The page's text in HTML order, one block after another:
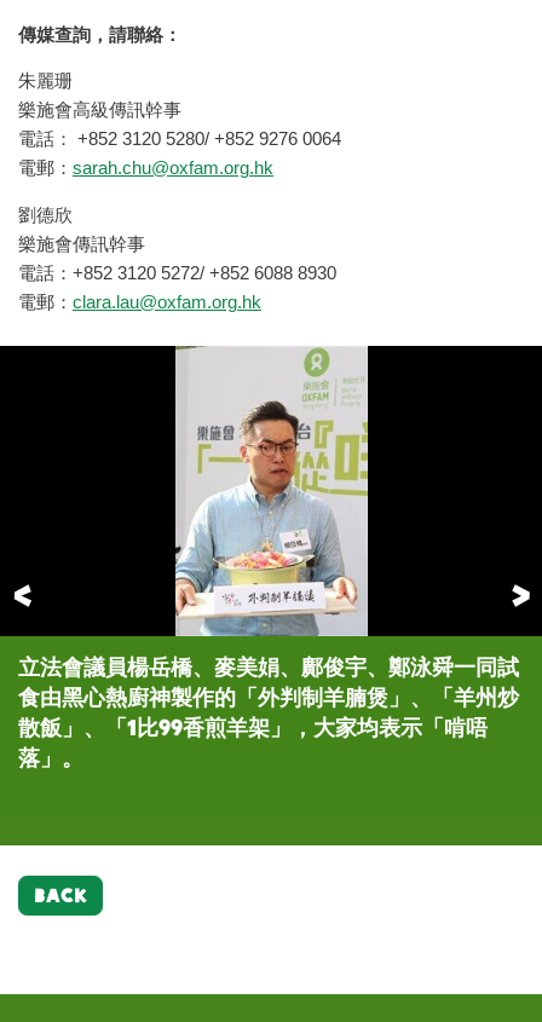
傳媒查詢，請聯絡：
朱麗珊
樂施會高級傳訊幹事
電話： +852 3120 5280/ +852 9276 0064
電郵： sarah.chu@oxfam.org.hk
劉德欣
樂施會傳訊幹事
電話：+852 3120 5272/ +852 6088 8930
電郵： clara.lau@oxfam.org.hk
Previous
立法會議員楊岳橋、麥美娟、鄺俊宇、鄭泳舜一同試
食由黑心熱廚神製作的「外判制羊腩煲」、「羊州炒
散飯」、「1比99香煎羊架」，大家均表示「啃唔
落」。
立法會議員楊岳橋、麥美娟、鄺俊宇、鄭泳舜，經常
在議事廳討論扶貧議題，今次以戲劇工作坊形式，探
討貧窮及不公平的原因，四人均表示具啟發性。
立法會議員楊岳橋、麥美娟、鄺俊宇、鄭泳舜一同試
食由黑心熱廚神製作的「外判制羊腩煲」、「羊州炒
散飯」、「1比99香煎羊架」，大家均表示「啃唔
落」。
立法會議員楊岳橋、麥美娟、鄺俊宇、鄭泳舜一同試
食由黑心熱廚神製作的「外判制羊腩煲」、「羊州炒
散飯」、「1比99香煎羊架」，大家均表示「啃唔
落」。
立法會議員楊岳橋、麥美娟、鄺俊宇、鄭泳舜一同試
食由黑心熱廚神製作的「外判制羊腩煲」、「羊州炒
散飯」、「1比99香煎羊架」，大家均表示「啃唔
落」。
立法會議員楊岳橋、麥美娟、鄺俊宇、鄭泳舜一同試
食由黑心熱廚神製作的「外判制羊腩煲」、「羊州炒
散飯」、「1比99香煎羊架」，大家均表示「啃唔
落」。
立法會議員楊岳橋、麥美娟、鄺俊宇、鄭泳舜，與樂
施會港澳台項目主管曾迦慧、樂施會香港項目經理黃
碩紅、商台主持，以及攝影師謝至德、創作「公平
咩」手推車的陳嘉興，與「公平咩」一起對抗極端貧
立法會議員楊岳橋、麥美娟、鄺俊宇、鄭泳舜，經常
在議事廳討論扶貧議題，今次以戲劇工作坊形式，探
討貧窮及不公平的原因，四人均表示具啟發性。
BACK